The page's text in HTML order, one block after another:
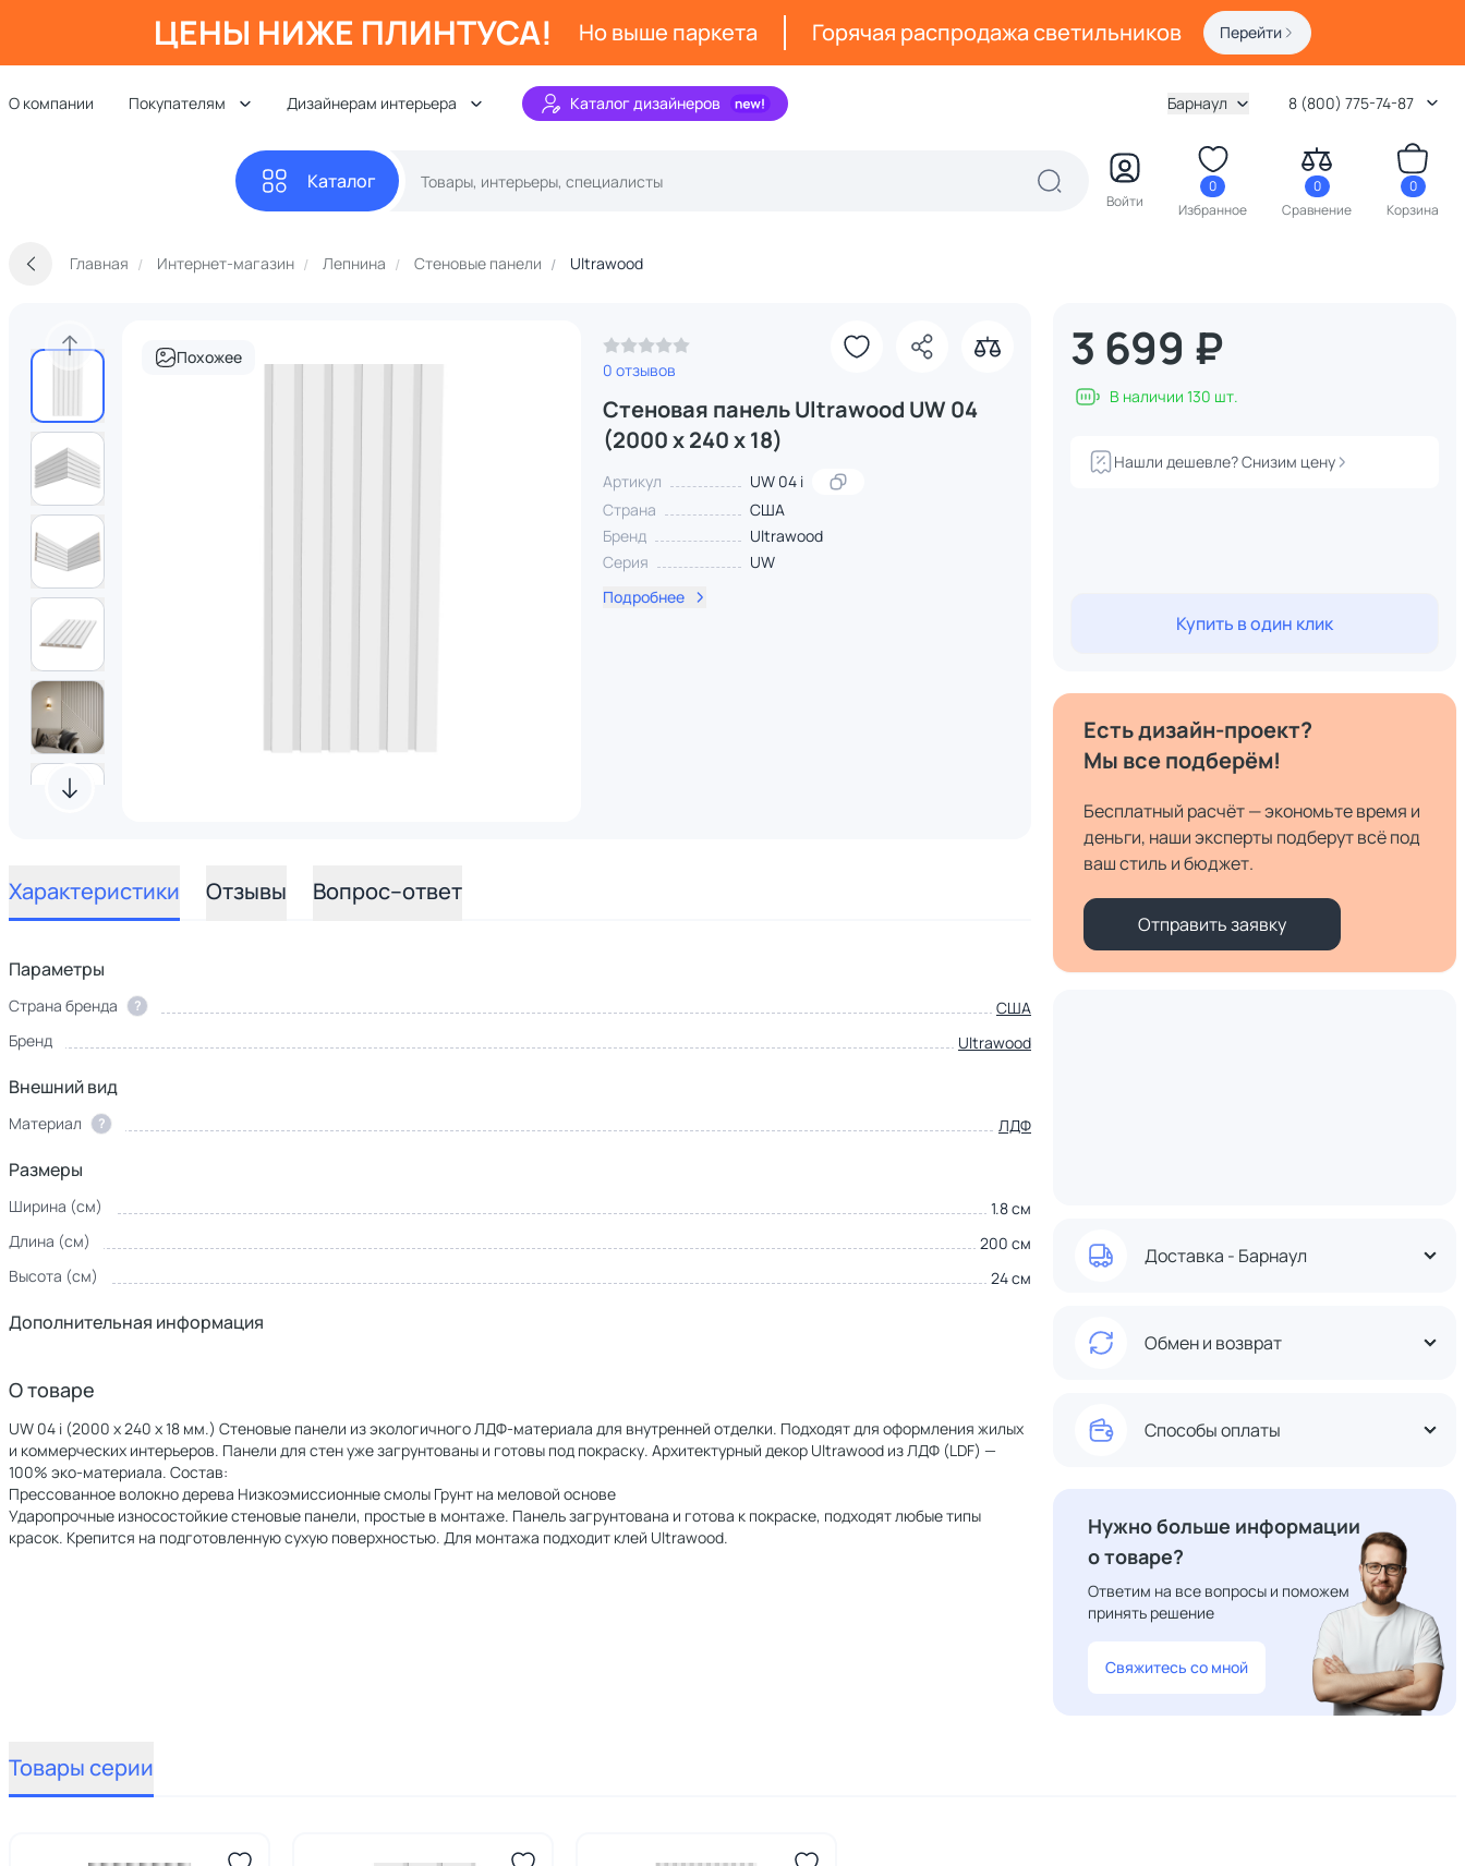
ЦЕНЫ НИЖЕ ПЛИНТУСА! Но выше паркета Горячая распродажа светильников Перейти
О компании Покупателям Дизайнерам интерьера Каталог дизайнеров Барнаул 8 (800) 775-74-87
Каталог
Войти
0
Избранное
0
Сравнение
0
Корзина
Главная Интернет-магазин Лепнина Стеновые панели Ultrawood
Похожее
0 отзывов
Стеновая панель Ultrawood UW 04
(2000 х 240 х 18)
Артикул
UW 04 i
Страна
США
Бренд
Ultrawood
Серия
UW
Подробнее
Характеристики Отзывы Вопрос–ответ
Параметры
Страна бренда ?
США
Бренд
Ultrawood
Внешний вид
Материал ? ЛДФ
Размеры
Ширина (см)
1.8 см
Длина (см)
200 см
Высота (см)
24 см
Дополнительная информация
О товаре
UW 04 i (2000 х 240 х 18 мм.) Стеновые панели из экологичного ЛДФ-материала для внутренней отделки. Подходят для оформления жилых
и коммерческих интерьеров. Панели для стен уже загрунтованы и готовы под покраску. Архитектурный декор Ultrawood из ЛДФ (LDF) —
100% эко-материала. Состав:
Прессованное волокно дерева Низкоэмиссионные смолы Грунт на меловой основе
Ударопрочные износостойкие стеновые панели, простые в монтаже. Панель загрунтована и готова к покраске, подходят любые типы
красок. Крепится на подготовленную сухую поверхностью. Для монтажа подходит клей Ultrawood.
3 699 ₽
В наличии 130 шт.
Нашли дешевле? Снизим цену
Купить в один клик
Есть дизайн-проект?
Мы все подберём!
Бесплатный расчёт — экономьте время и
деньги, наши эксперты подберут всё под
ваш стиль и бюджет.
Отправить заявку
Доставка - Барнаул
Обмен и возврат
Способы оплаты
Нужно больше информации
о товаре?
Ответим на все вопросы и поможем
принять решение
Свяжитесь со мной
Товары серии